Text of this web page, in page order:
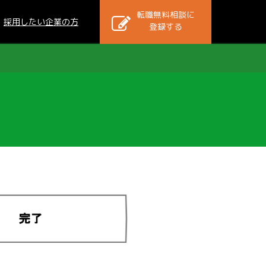
採用したい企業の方
転職無料相談に
登録する